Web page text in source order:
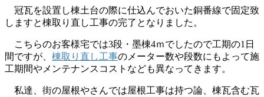
冠瓦を設置し棟土台の際に仕込んでおいた銅番線で固定致
しますと棟取り直し工事の完了となりました。
こちらのお客様宅では3段・墨棟4ｍでしたので工期の1日
間ですが、 棟取り直し工事のメーター数や段数にもよって施
工期間やメンテナンスコストなども異なってきます。
私達、街の屋根やさんでは屋根工事は持つ論、棟瓦含む瓦